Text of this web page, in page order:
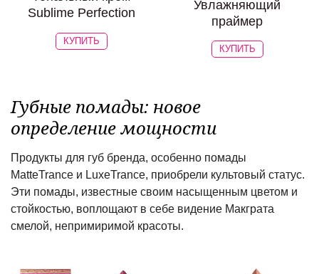
Sublime Perfection
КУПИТЬ
Увлажняющий
праймер
КУПИТЬ
Губные помады: новое
определение мощности
Продукты для губ бренда, особенно помады
MatteTrance и LuxeTrance, приобрели культовый статус.
Эти помады, известные своим насыщенным цветом и
стойкостью, воплощают в себе видение Макграта
смелой, непримиримой красоты.